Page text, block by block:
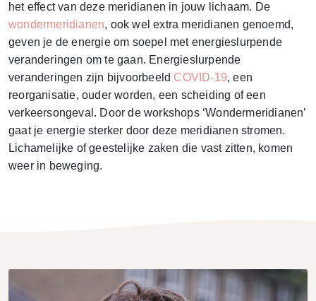
het effect van deze meridianen in jouw lichaam. De
wondermeridianen, ook wel extra meridianen genoemd,
geven je de energie om soepel met energieslurpende
veranderingen om te gaan. Energieslurpende
veranderingen zijn bijvoorbeeld COVID-19, een
reorganisatie, ouder worden, een scheiding of een
verkeersongeval. Door de workshops ‘Wondermeridianen’
gaat je energie sterker door deze meridianen stromen.
Lichamelijke of geestelijke zaken die vast zitten, komen
weer in beweging.